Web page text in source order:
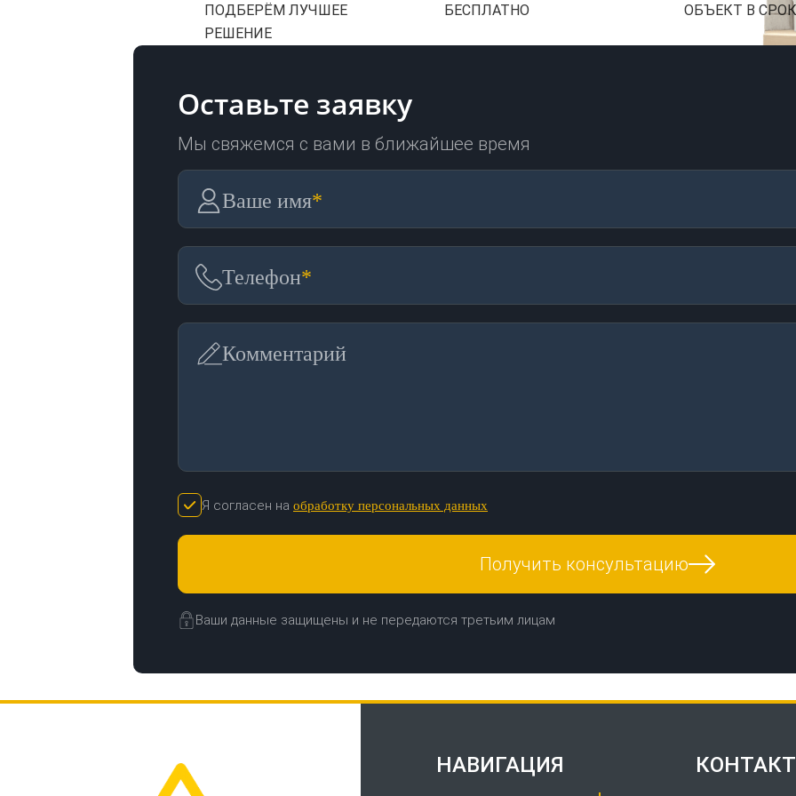
ПОДБЕРЁМ ЛУЧШЕЕ
РЕШЕНИЕ
БЕСПЛАТНО ОБЪЕКТ В СРОК
Оставьте заявку
Мы свяжемся с вами в ближайшее время
Ваше имя*
Телефон*
Комментарий
Я согласен на обработку персональных данных
Получить консультацию
Ваши данные защищены и не передаются третьим лицам
НАВИГАЦИЯ